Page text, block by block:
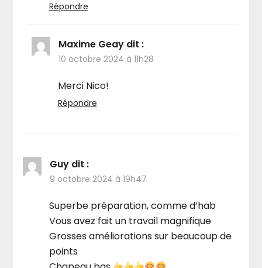
Répondre
Maxime Geay dit :
10 octobre 2024 à 11h28
Merci Nico!
Répondre
Guy dit :
9 octobre 2024 à 19h47
Superbe préparation, comme d’hab
Vous avez fait un travail magnifique
Grosses améliorations sur beaucoup de
points